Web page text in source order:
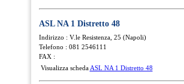
ASL NA 1 Distretto 48
Indirizzo : V.le Resistenza, 25 (Napoli)
Telefono : 081 2546111
FAX :
Visualizza scheda ASL NA 1 Distretto 48